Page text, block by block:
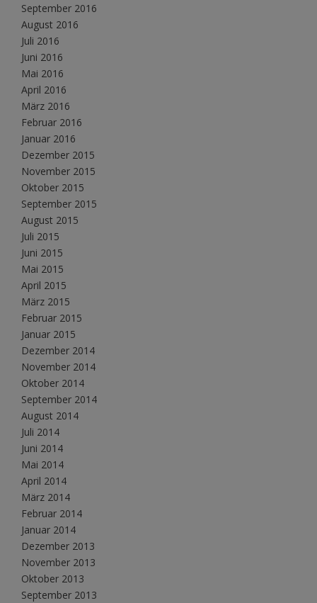
September 2016
August 2016
Juli 2016
Juni 2016
Mai 2016
April 2016
März 2016
Februar 2016
Januar 2016
Dezember 2015
November 2015
Oktober 2015
September 2015
August 2015
Juli 2015
Juni 2015
Mai 2015
April 2015
März 2015
Februar 2015
Januar 2015
Dezember 2014
November 2014
Oktober 2014
September 2014
August 2014
Juli 2014
Juni 2014
Mai 2014
April 2014
März 2014
Februar 2014
Januar 2014
Dezember 2013
November 2013
Oktober 2013
September 2013